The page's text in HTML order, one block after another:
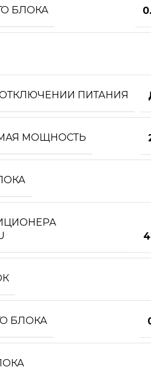
БЛОКА
ПИТАНИЯ
МОЩНОСТЬ
БЛОКА